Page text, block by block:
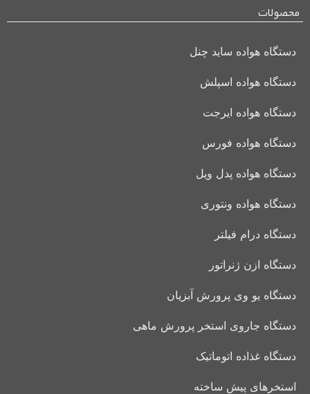
محصولات
دستگاه هواده ساید چنل
دستگاه هواده اسپلش
دستگاه هواده ایرجت
دستگاه هواده فورس
دستگاه هواده پدل ویل
دستگاه هواده ونتوری
دستگاه درام فیلتر
دستگاه ازن ژنراتور
دستگاه یو وی پرورش آبزیان
دستگاه جاروی استخر پرورش ماهی
دستگاه غذاده اتوماتیک
استخرهای پیش ساخته